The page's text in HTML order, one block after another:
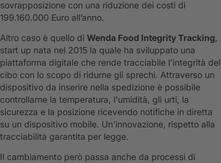
sovrapposizione con una riduzione dei costi di
199.160.000 Euro all’anno.
Altro caso è quello di Wenda Food Integrity Tracking,
start up nata nel 2015 la quale ha sviluppato una
piattaforma digitale che rende tracciabile l'integrità del
cibo con lo scopo di ridurne gli sprechi. Attraverso un
dispositivo da inserire nella spedizione è possibile
controllarne la temperatura, l'umidità, gli urti, la
sicurezza e la posizione ricevendo notifiche in diretta
su un dispositivo mobile. Un'innovazione, rispetto alla
tracciabilità garantita per legge.
Il cambiamento però passa anche da processi di